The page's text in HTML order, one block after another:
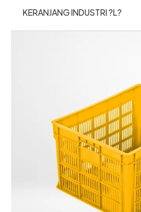
KERANJANG INDUSTRI ?L?